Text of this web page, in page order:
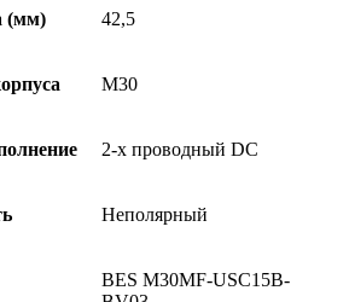
(мм) 42,5
M30
2-х проводный DC
Неполярный
BES M30MF-USC15B-